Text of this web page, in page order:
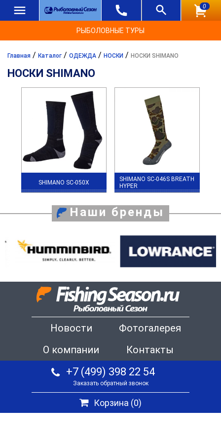
0
РЫБОЛОВНЫЕ ТУРЫ
Главная / Каталог / ОДЕЖДА / НОСКИ / НОСКИ SHIMANO
НОСКИ SHIMANO
SHIMANO SC-050X
SHIMANO SC-046S BREATH
HYPER
Наши бренды
Новости
Фотогалерея
О компании
Контакты
+7 (499) 398 22 54
Заказать обратный звонок
Корзина (0)